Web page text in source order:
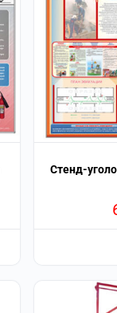
Стенд-